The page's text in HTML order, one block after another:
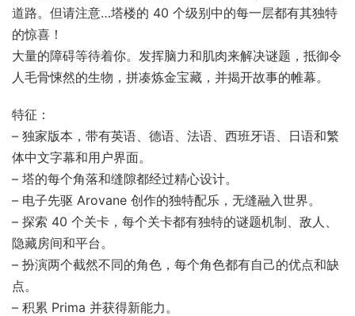
道路。但请注意…塔楼的 40 个级别中的每一层都有其独特
的惊喜！
大量的障碍等待着你。发挥脑力和肌肉来解决谜题，抵御令
人毛骨悚然的生物，拼凑炼金宝藏，并揭开故事的帷幕。
特征：
– 独家版本，带有英语、德语、法语、西班牙语、日语和繁
体中文字幕和用户界面。
– 塔的每个角落和缝隙都经过精心设计。
– 电子先驱 Arovane 创作的独特配乐，无缝融入世界。
– 探索 40 个关卡，每个关卡都有独特的谜题机制、敌人、
隐藏房间和平台。
– 扮演两个截然不同的角色，每个角色都有自己的优点和缺
点。
– 积累 Prima 并获得新能力。